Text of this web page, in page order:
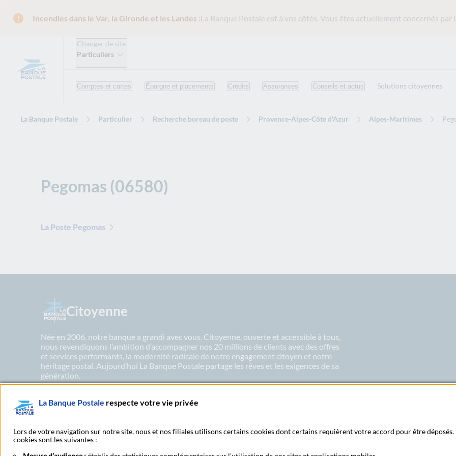
Incendies dans le Var, la Gironde et les Landes :La Banque Postale est à vos côtés. Vous êtes actuellement concernés par
Changer de site
Particuliers
Comptes et cartes Épargne et placements Crédits Assurances Conseils et actus Solutions citoyennes
La Banque Postale Particulier Recherche bureau de poste Provence-Alpes-Côte d'Azur Alpes-Maritimes
Pegomas (06580)
La Poste Pegomas
Citoyenne
Née en 2006, notre banque a grandi avec vous. Citoyenne, ouverte et accessible à tous,
nous revendiquons l’ambition d’accompagner nos 20 millions de clients avec des offres
et services performants, la modernité radicale de notre engagement citoyen et notre
héritage postal. Aujourd’hui La Banque Postale partage les rêves et les exigences de sa
génération.
En savoir plus sur nos engagements
La Banque Postale respecte votre vie privée
Lors de votre navigation sur notre site, nous et nos filiales utilisons certains cookies dont certains requièrent votre accord pour être déposés.
cookies sont les suivantes :